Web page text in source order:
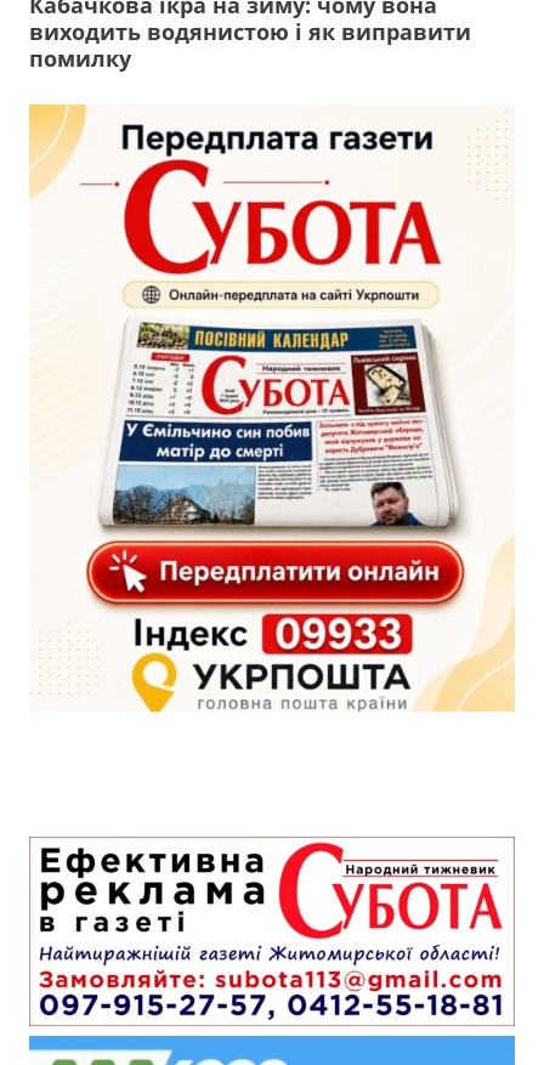
виходить водянистою і як виправити
помилку